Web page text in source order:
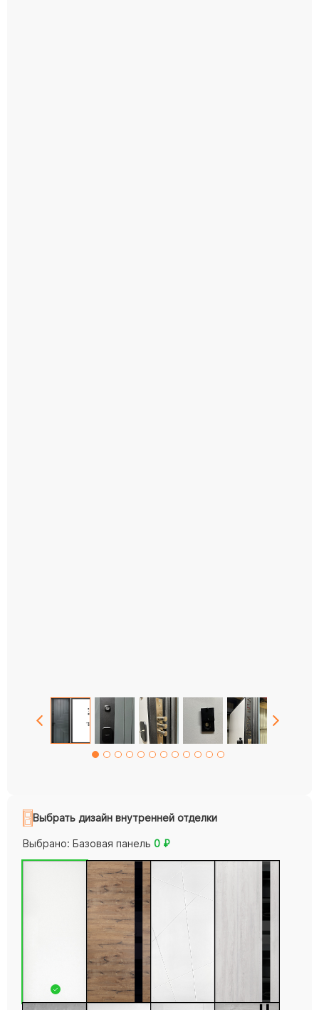
Выбрать дизайн внутренней отделки
Выбрано: Базовая панель 0 ₽